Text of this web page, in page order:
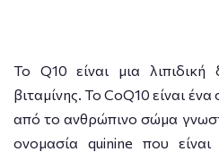
Το Q10 είναι μια
βιταμίνης. Το CοQ10 είναι
από το ανθρώπινο σώμα
ονομασία quinine που